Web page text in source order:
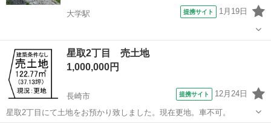
大学駅 提携サイト 1月19日
長崎 佐世保市 大学駅 土地販売/土地売買
星取2丁目 売土地
1,000,000円
長崎市 提携サイト 12月24日
星取2丁目にて土地をお預かり致しました。現在更地。車不可。